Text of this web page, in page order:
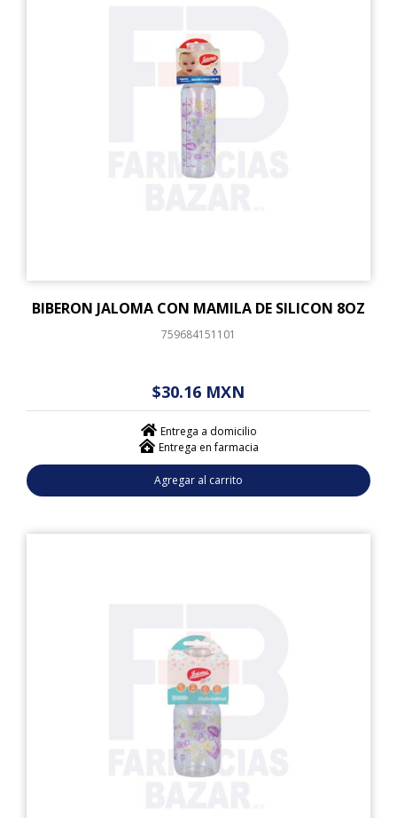
BIBERON JALOMA CON MAMILA DE SILICON 8OZ
759684151101
$30.16 MXN
Entrega a domicilio
Entrega en farmacia
Agregar al carrito